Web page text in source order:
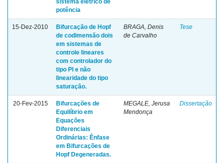
potência
15-Dez-2010
Bifurcação de Hopf
de codimensão dois
em sistemas de
controle lineares
com controlador do
tipo PI e não
linearidade do tipo
saturação.
BRAGA, Denis
de Carvalho
Tese
20-Fev-2015
Bifurcações de
Equilíbrio em
Equações
Diferenciais
Ordinárias: Ênfase
em Bifurcações de
Hopf Degeneradas.
MEGALE, Jerusa
Mendonça
Dissertação